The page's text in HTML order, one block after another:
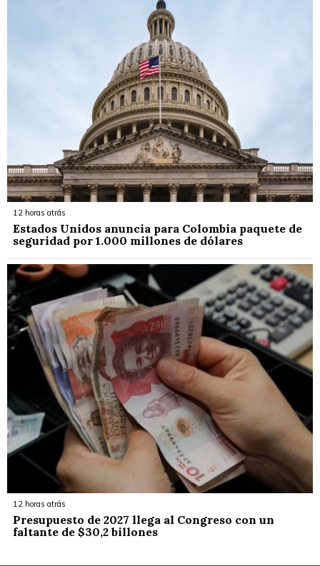
12 horas atrás
Estados Unidos anuncia para Colombia paquete de
seguridad por 1.000 millones de dólares
12 horas atrás
Presupuesto de 2027 llega al Congreso con un
faltante de $30,2 billones